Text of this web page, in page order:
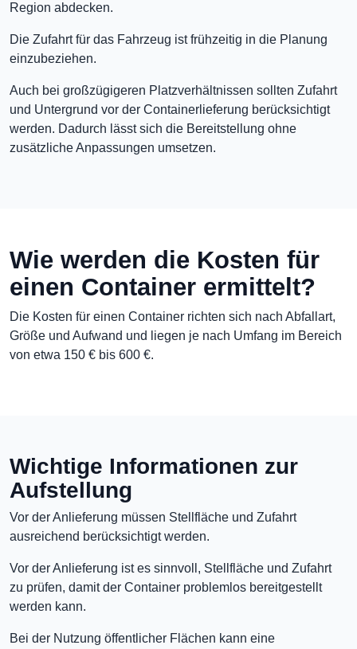
Region abdecken.
Die Zufahrt für das Fahrzeug ist frühzeitig in die Planung
einzubeziehen.
Auch bei großzügigeren Platzverhältnissen sollten Zufahrt
und Untergrund vor der Containerlieferung berücksichtigt
werden. Dadurch lässt sich die Bereitstellung ohne
zusätzliche Anpassungen umsetzen.
Wie werden die Kosten für
einen Container ermittelt?
Die Kosten für einen Container richten sich nach Abfallart,
Größe und Aufwand und liegen je nach Umfang im Bereich
von etwa 150 € bis 600 €.
Wichtige Informationen zur
Aufstellung
Vor der Anlieferung müssen Stellfläche und Zufahrt
ausreichend berücksichtigt werden.
Vor der Anlieferung ist es sinnvoll, Stellfläche und Zufahrt
zu prüfen, damit der Container problemlos bereitgestellt
werden kann.
Bei der Nutzung öffentlicher Flächen kann eine